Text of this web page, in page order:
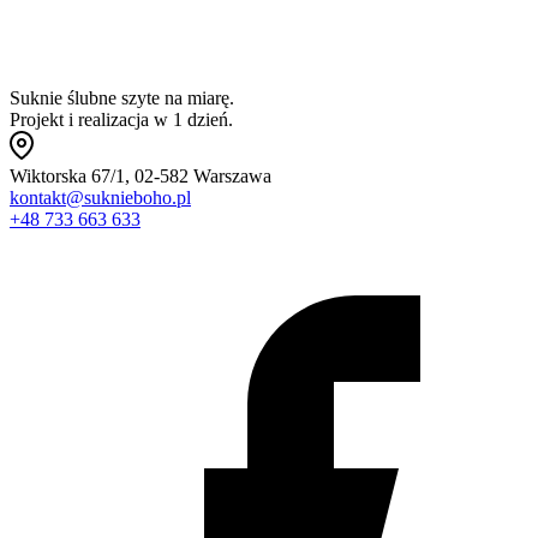
Suknie ślubne szyte na miarę.
Projekt i realizacja w 1 dzień.
Wiktorska 67/1, 02-582 Warszawa
kontakt@suknieboho.pl
+48 733 663 633